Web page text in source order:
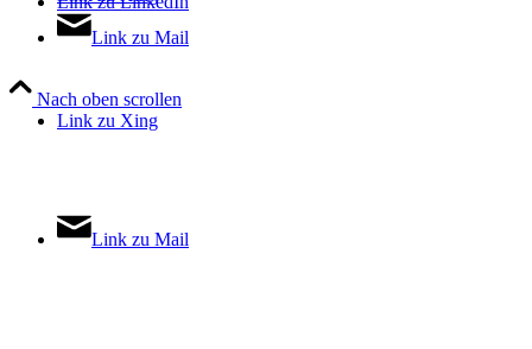
Link zu Xing
Link zu Mail
Link zu Mail
Nach oben scrollen